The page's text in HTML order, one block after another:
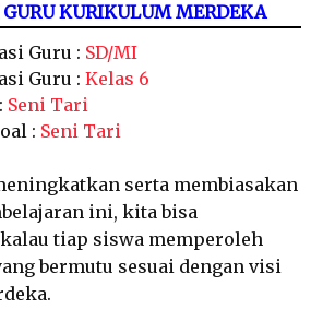
KURIKULUM MERDEKA
Guru : SD/MI
Guru : Kelas 6
Seni Tari
: Seni Tari
serta membiasakan
ini, kita bisa
tiap siswa memperoleh
bermutu sesuai dengan visi